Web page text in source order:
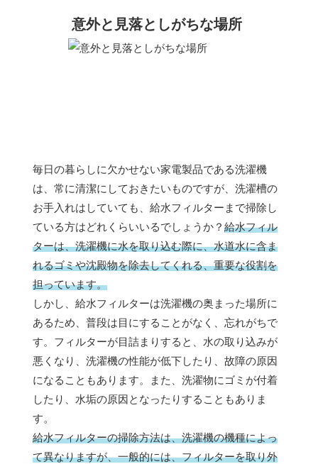
意外と見落としがちな場所
毎日の暮らしに欠かせない家電製品である洗濯機
は、常に清潔にしておきたいものですが、洗濯槽の
お手入れはしていても、給水フィルターまで掃除し
ている方はどれくらいいるでしょうか？ 給水フィル
ターは、洗濯機に水を取り込む際に、水道水に含ま
れるゴミや沈殿物を除去してくれる、重要な役割を
担っています。
しかし、給水フィルターは洗濯機の奥まった場所に
あるため、普段は目にすることがなく、忘れがちで
す。フィルターが目詰まりすると、水の取り込みが
悪くなり、洗濯機の性能が低下したり、故障の原因
になることもあります。また、洗濯物にゴミが付着
したり、水垢の原因となったりすることもありま
す。
給水フィルターの掃除方法は、洗濯機の機種によっ
て異なりますが、一般的には、フィルターを取り外